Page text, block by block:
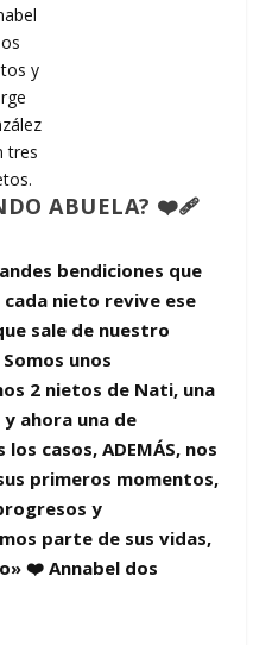
y
tres
ABUELA? ❤️‍🩹
bendiciones que
nieto revive ese
sale de nuestro
unos
2 nietos de Nati, una
ahora una de
casos, ADEMÁS, nos
primeros momentos,
y
parte de sus vidas,
❤️ Annabel dos